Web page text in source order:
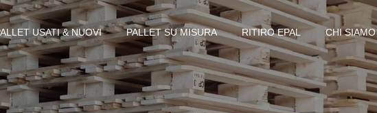
USATI & NUOVI PALLET SU MISURA RITIRO EPAL CHI SIAMO